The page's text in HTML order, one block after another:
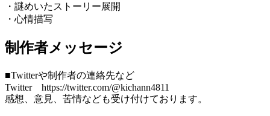
・謎めいたストーリー展開
・心情描写
制作者メッセージ
■Twitterや制作者の連絡先など
Twitter https://twitter.com/@kichann4811
感想、意見、苦情なども受け付けております。